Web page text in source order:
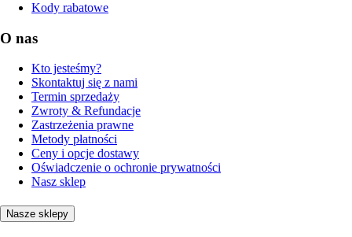
Kody rabatowe
O nas
Kto jesteśmy?
Skontaktuj się z nami
Termin sprzedaży
Zwroty & Refundacje
Zastrzeżenia prawne
Metody płatności
Ceny i opcje dostawy
Oświadczenie o ochronie prywatności
Nasz sklep
Nasze sklepy